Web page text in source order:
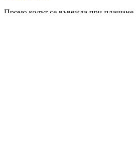
Промо кодът се въвежда при плащане.